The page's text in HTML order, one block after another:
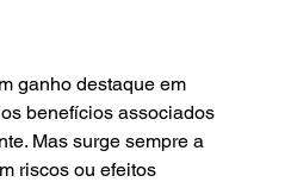
ganho destaque em
benefícios associados
Mas surge sempre a
riscos ou efeitos